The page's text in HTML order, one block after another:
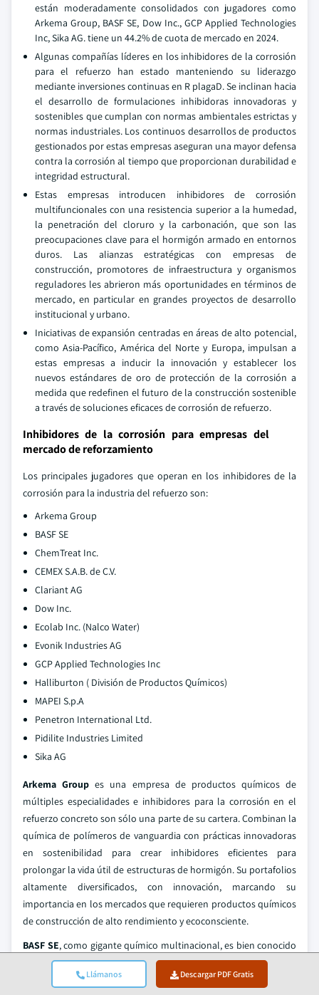
Llámanos Descargar PDF Gratis
están moderadamente consolidados con jugadores como
Arkema Group, BASF SE, Dow Inc., GCP Applied Technologies
Inc, Sika AG. tiene un 44.2% de cuota de mercado en 2024.
Algunas compañías líderes en los inhibidores de la corrosión
para el refuerzo han estado manteniendo su liderazgo
mediante inversiones continuas en R plagaD. Se inclinan hacia
el desarrollo de formulaciones inhibidoras innovadoras y
sostenibles que cumplan con normas ambientales estrictas y
normas industriales. Los continuos desarrollos de productos
gestionados por estas empresas aseguran una mayor defensa
contra la corrosión al tiempo que proporcionan durabilidad e
integridad estructural.
Estas empresas introducen inhibidores de corrosión
multifuncionales con una resistencia superior a la humedad,
la penetración del cloruro y la carbonación, que son las
preocupaciones clave para el hormigón armado en entornos
duros. Las alianzas estratégicas con empresas de
construcción, promotores de infraestructura y organismos
reguladores les abrieron más oportunidades en términos de
mercado, en particular en grandes proyectos de desarrollo
institucional y urbano.
Iniciativas de expansión centradas en áreas de alto potencial,
como Asia-Pacífico, América del Norte y Europa, impulsan a
estas empresas a inducir la innovación y establecer los
nuevos estándares de oro de protección de la corrosión a
medida que redefinen el futuro de la construcción sostenible
a través de soluciones eficaces de corrosión de refuerzo.
Inhibidores de la corrosión para empresas del
mercado de reforzamiento
Los principales jugadores que operan en los inhibidores de la
corrosión para la industria del refuerzo son:
Arkema Group
BASF SE
ChemTreat Inc.
CEMEX S.A.B. de C.V.
Clariant AG
Dow Inc.
Ecolab Inc. (Nalco Water)
Evonik Industries AG
GCP Applied Technologies Inc
Halliburton ( División de Productos Químicos)
MAPEI S.p.A
Penetron International Ltd.
Pidilite Industries Limited
Sika AG
Arkema Group es una empresa de productos químicos de
múltiples especialidades e inhibidores para la corrosión en el
refuerzo concreto son sólo una parte de su cartera. Combinan la
química de polímeros de vanguardia con prácticas innovadoras
en sostenibilidad para crear inhibidores eficientes para
prolongar la vida útil de estructuras de hormigón. Su portafolios
altamente diversificados, con innovación, marcando su
importancia en los mercados que requieren productos químicos
de construcción de alto rendimiento y ecoconsciente.
BASF SE, como gigante químico multinacional, es bien conocido
por sus soluciones innovadoras ofrecidas en muchas industrias y
también en productos químicos de construcción. La empresa